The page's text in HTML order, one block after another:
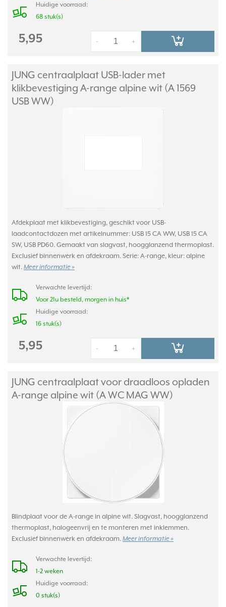
Huidige voorraad:
68 stuk(s)
5,95 +
-
JUNG centraalplaat USB-lader met
klikbevestiging A-range alpine wit (A 1569
USB WW)
Afdekplaat met klikbevestiging, geschikt voor USB-
laadcontactdozen met artikelnummer: USB 15 CA WW, USB 15 CA
SW, USB PD60. Gemaakt van slagvast, hoogglanzend thermoplast.
Exclusief binnenwerk en afdekraam. Serie: A-range, kleur: alpine
wit. Meer informatie »
Verwachte levertijd:
Voor 21u besteld, morgen in huis*
Huidige voorraad:
16 stuk(s)
5,95 +
-
JUNG centraalplaat voor draadloos opladen
A-range alpine wit (A WC MAG WW)
Blindplaat voor de A-range in alpine wit. Slagvast, hoogglanzend
thermoplast, halogeenvrij en te monteren met inklemmen.
Exclusief binnenwerk en afdekraam. Meer informatie »
Verwachte levertijd:
1-2 weken
Huidige voorraad:
0 stuk(s)